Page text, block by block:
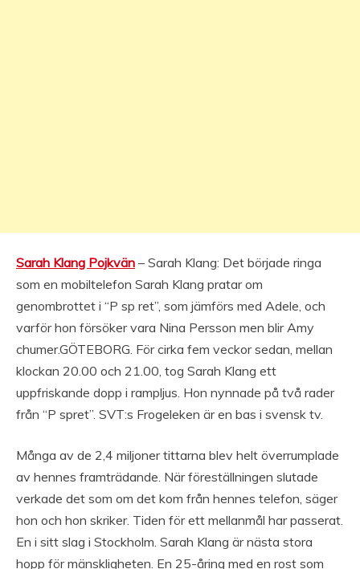
Sarah Klang Pojkvän – Sarah Klang: Det började ringa
som en mobiltelefon Sarah Klang pratar om
genombrottet i “P sp ret”, som jämförs med Adele, och
varför hon försöker vara Nina Persson men blir Amy
chumer.GÖTEBORG. För cirka fem veckor sedan, mellan
klockan 20.00 och 21.00, tog Sarah Klang ett
uppfriskande dopp i rampljus. Hon nynnade på två rader
från “P spret”. SVT:s Frogeleken är en bas i svensk tv.
Många av de 2,4 miljoner tittarna blev helt överrumplade
av hennes framträdande. När föreställningen slutade
verkade det som om det kom från hennes telefon, säger
hon och hon skriker. Tiden för ett mellanmål har passerat.
En i sitt slag i Stockholm. Sarah Klang är nästa stora
hopp för mänskligheten. En 25-åring med en rost som